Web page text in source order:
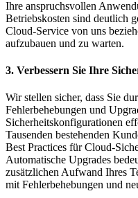
Ihre anspruchsvollen
Betriebskosten sind deutlich
Cloud-Service von uns
aufzubauen und zu warten.
3. Verbessern Sie Ihre
Wir stellen sicher, dass Sie
Fehlerbehebungen und
Sicherheitskonfigurationen
Tausenden bestehenden
Best Practices für Cloud-
Automatische Upgrades
zusätzlichen Aufwand Ihres
mit Fehlerbehebungen und